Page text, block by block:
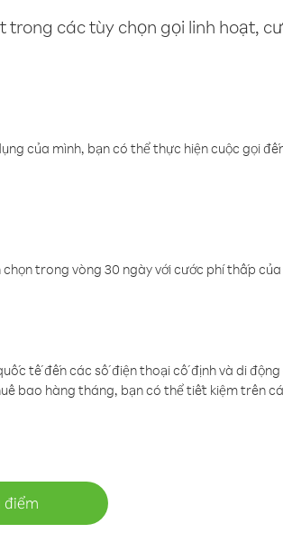
các tùy chọn gọi linh hoạt,
của mình, bạn có thể thực hiện cuộc gọi
trong vòng 30 ngày với cước phí thấp của
tế đến các số điện thoại cố định và di động
bao hàng tháng, bạn có thể tiết kiệm trên
điểm